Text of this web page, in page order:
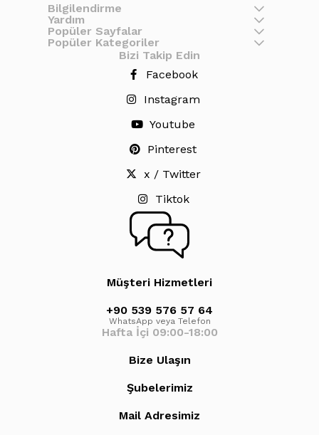
Bilgilendirme
Yardım
Popüler Sayfalar
Popüler Kategoriler
Bizi Takip Edin
Facebook
Instagram
Youtube
Pinterest
x / Twitter
Tiktok
Müşteri Hizmetleri
+90 539 576 57 64
WhatsApp veya Telefon
Hafta İçi 09:00-18:00
Bize Ulaşın
Şubelerimiz
Mail Adresimiz